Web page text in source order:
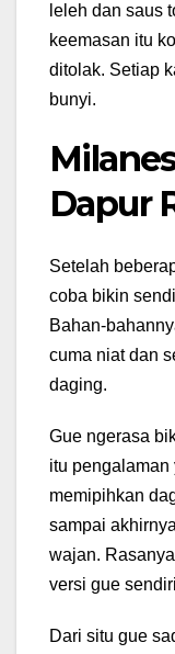
leleh dan saus
keemasan itu
ditolak. Setiap
bunyi.
Dapur
Setelah
coba bikin
Bahan-
cuma niat dan
daging.
Gue ngerasa
itu pengalaman
memipihkan
sampai
wajan.
versi gue
Dari situ gue